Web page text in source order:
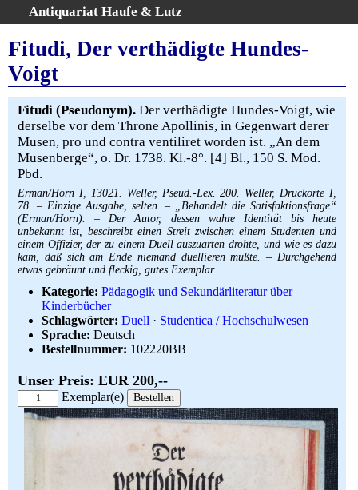
Antiquariat Haufe & Lutz
Home
Gesamtbestand
Erweiterte Suche
Kategorien
Schlagwörter
Warenkorb
AGB
Widerruf
Über uns
Aktuelle Kataloge
Kontakt
Ankauf
Links
Impressum
Fitudi, Der verthädigte Hundes-
Voigt
Fitudi (Pseudonym). Der verthädigte Hundes-Voigt, wie
derselbe vor dem Throne Apollinis, in Gegenwart derer
Musen, pro und contra ventiliret worden ist. „An dem
Musenberge“, o. Dr. 1738. Kl.-8°. [4] Bl., 150 S. Mod.
Pbd.
Erman/Horn I, 13021. Weller, Pseud.-Lex. 200. Weller, Druckorte I,
78. – Einzige Ausgabe, selten. – „Behandelt die Satisfaktionsfrage“
(Erman/Horn). – Der Autor, dessen wahre Identität bis heute
unbekannt ist, beschreibt einen Streit zwischen einem Studenten und
einem Offizier, der zu einem Duell auszuarten drohte, und wie es dazu
kam, daß sich am Ende niemand duellieren mußte. – Durchgehend
etwas gebräunt und fleckig, gutes Exemplar.
Kategorie: Pädagogik und Sekundärliteratur über
Kinderbücher
Schlagwörter: Duell · Studentica / Hochschulwesen
Sprache: Deutsch
Bestellnummer: 102220BB
Unser Preis: EUR 200,--
Exemplar(e)